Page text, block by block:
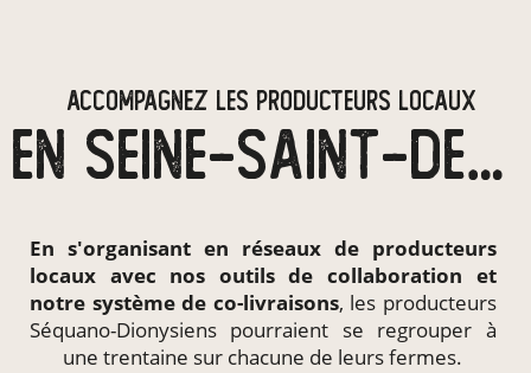
ACCOMPAGNEZ LES PRODUCTEURS LOCAUX
EN SEINE-SAINT-DENIS
En s'organisant en réseaux de producteurs
locaux avec nos outils de collaboration et
notre système de co-livraisons, les producteurs
Séquano-Dionysiens pourraient se regrouper à
une trentaine sur chacune de leurs fermes.